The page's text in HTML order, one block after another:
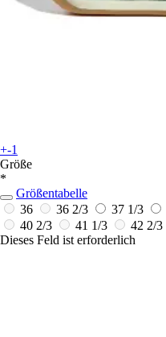
+-1
Größe
*
Größentabelle
36
36 2/3 37 1/3
40 2/3
41 1/3 42 2/3
Dieses Feld ist erforderlich